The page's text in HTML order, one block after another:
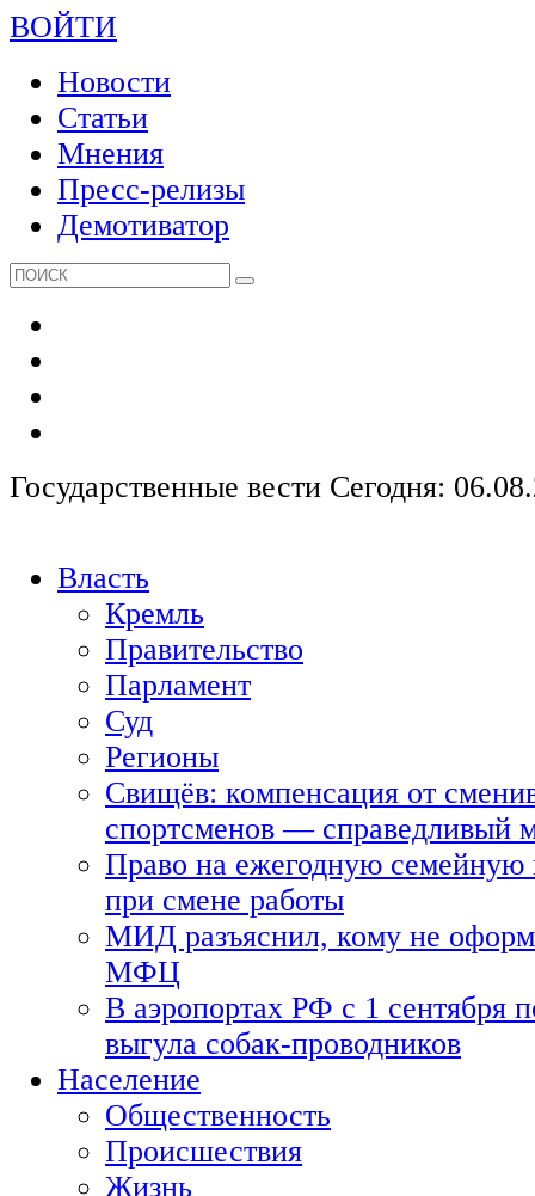
ВОЙТИ
Новости
Статьи
Мнения
Пресс-релизы
Демотиватор
Государственные вести Сегодня:
Власть
Кремль
Правительство
Парламент
Суд
Регионы
Свищёв: компенсация от
спортсменов — справедливый
Право на ежегодную семейную
при смене работы
МИД разъяснил, кому не
МФЦ
В аэропортах РФ с 1 сентября
выгула собак-проводников
Население
Общественность
Происшествия
Жизнь